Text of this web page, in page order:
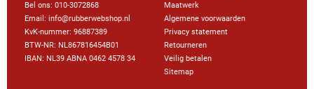
Bel ons: 010-3072868
Email: info@rubberwebshop.nl
KvK-nummer: 96887389
BTW-NR: NL867816454B01
IBAN: NL39 ABNA 0462 4578 34
Maatwerk
Algemene voorwaarden
Privacy statement
Retourneren
Veilig betalen
Sitemap